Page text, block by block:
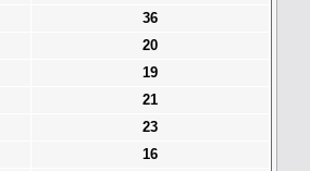
36
20
19
21
23
16